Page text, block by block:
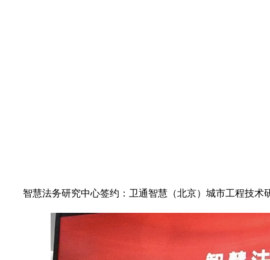
智慧法务研究中心签约：卫通智慧（北京）城市工程技术